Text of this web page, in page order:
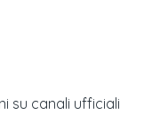
su canali ufficiali